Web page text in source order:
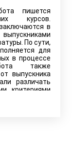
пишется
курсов.
в
По сути,
для
в процессе
также
выпускника
различать
критериями